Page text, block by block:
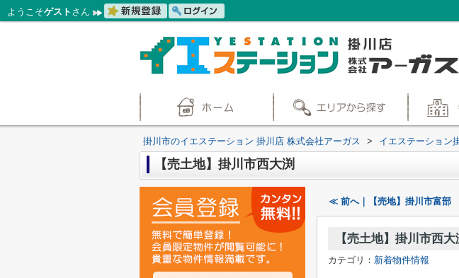
ようこそゲスト さん
掛川市のイエステーション 掛川店 株式会社アーガス > イエステーション
【売土地】掛川市西大渕
≪ 前へ｜【売地】掛川市富部
【売土地】掛川市西大
カテゴリ： 新着物件情報